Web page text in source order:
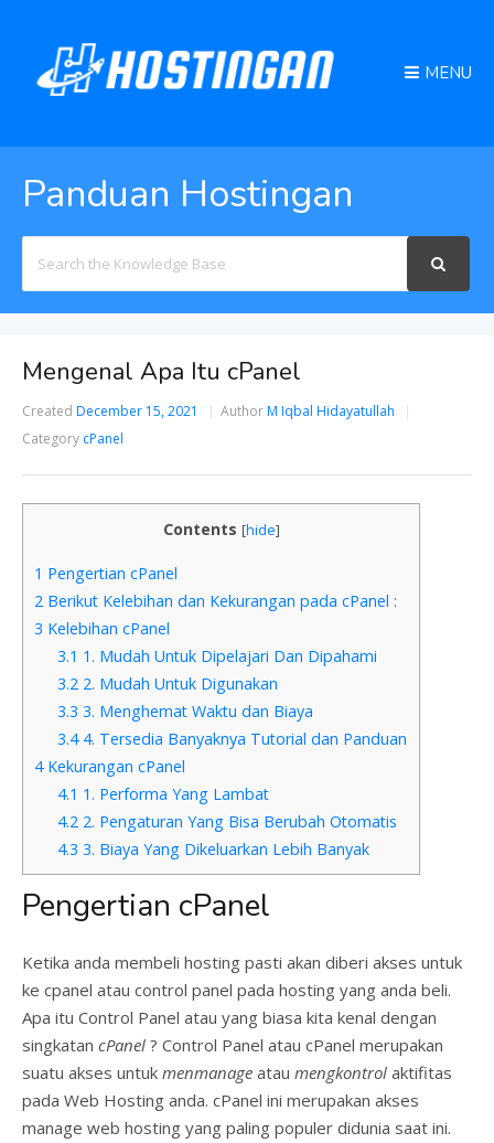
MENU
Panduan Hostingan
For
Mengenal Apa Itu cPanel
Created December 15, 2021 AuthorM Iqbal Hidayatullah
Category cPanel
Contents [hide]
1 Pengertian cPanel
2 Berikut Kelebihan dan Kekurangan pada cPanel :
3 Kelebihan cPanel
3.1 1. Mudah Untuk Dipelajari Dan Dipahami
3.2 2. Mudah Untuk Digunakan
3.3 3. Menghemat Waktu dan Biaya
3.44. Tersedia Banyaknya Tutorial dan Panduan
4Kekurangan cPanel
4.1 1. Performa Yang Lambat
4.2 2. Pengaturan Yang Bisa Berubah Otomatis
4.3 3. Biaya Yang Dikeluarkan Lebih Banyak
Pengertian cPanel
Ketika anda membeli hosting pasti akan diberi akses untuk
ke cpanel atau control panel pada hosting yang anda beli.
Apa itu Control Panel atau yang biasa kita kenal dengan
singkatan cPanel ? Control Panel atau cPanel merupakan
suatu akses untuk menmanage atau mengkontrol aktifitas
pada Web Hosting anda. cPanel ini merupakan akses
manage web hosting yang paling populer didunia saat ini.